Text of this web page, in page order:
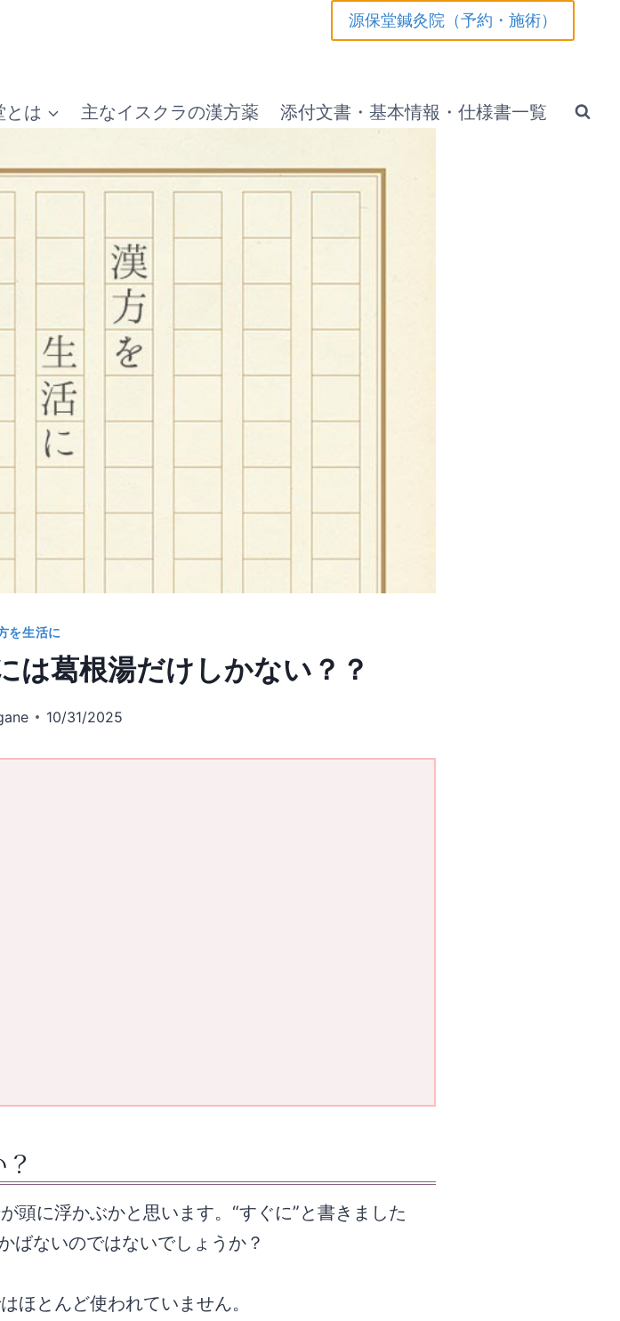
源保堂鍼灸院（予約・施術）
とは 主なイスクラの漢方薬 添付文書・基本情報・仕様書一覧
を生活に
は葛根湯だけしかない？？
10/31/2025
に浮かぶかと思います。“すぐに”と書きました
ばないのではないでしょうか？
とんど使われていません。